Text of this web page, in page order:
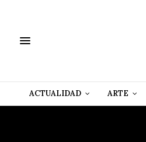
ACTUALIDAD ARTE